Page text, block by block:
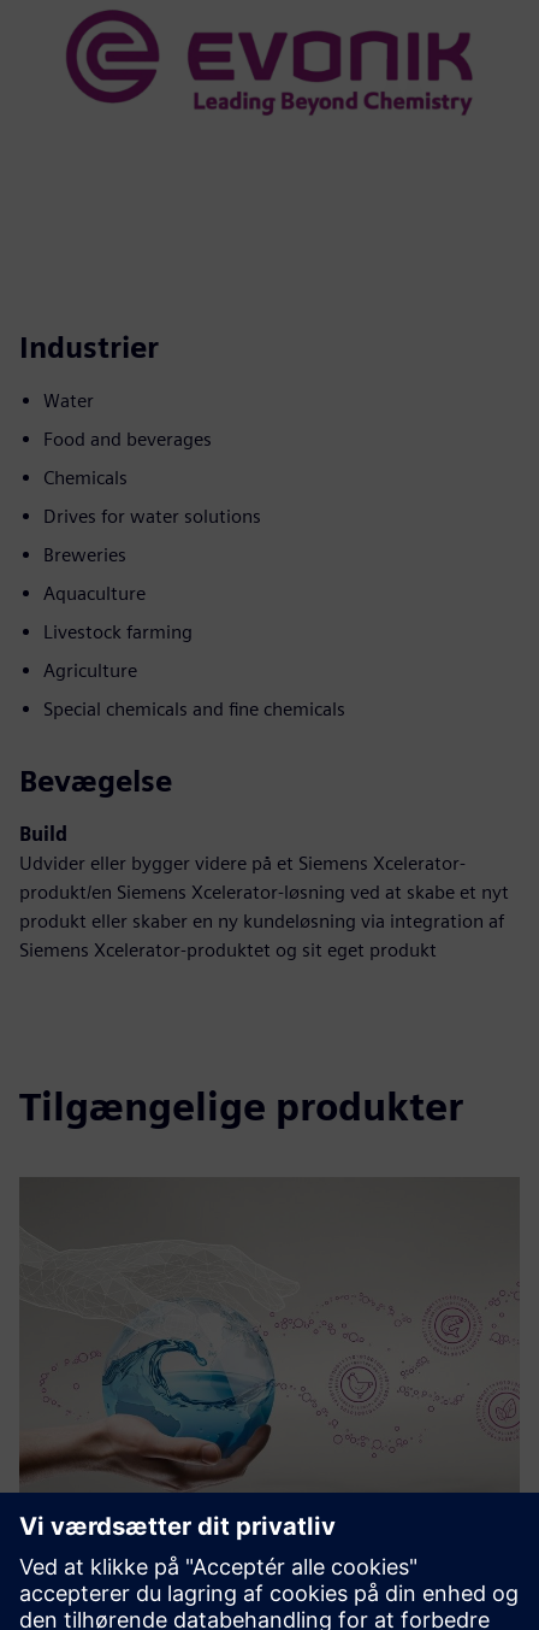
Industrier
Water
Food and beverages
Chemicals
Drives for water solutions
Breweries
Aquaculture
Livestock farming
Agriculture
Special chemicals and fine chemicals
Bevægelse
Build
Udvider eller bygger videre på et Siemens Xcelerator-
produkt/en Siemens Xcelerator-løsning ved at skabe et nyt
produkt eller skaber en ny kundeløsning via integration af
Siemens Xcelerator-produktet og sit eget produkt
Tilgængelige produkter
Water Hygiene as a Service